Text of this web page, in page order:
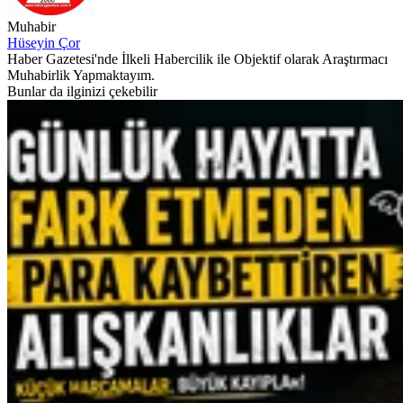
Muhabir
Hüseyin Çor
Haber Gazetesi'nde İlkeli Habercilik ile Objektif olarak Araştırmacı
Muhabirlik Yapmaktayım.
Bunlar da ilginizi çekebilir